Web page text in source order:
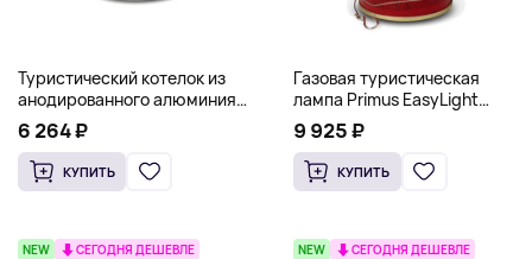
Туристический котелок из
анодированного алюминия
Primus Essential Trek Pot 1л,
стальной
6 264 ₽
КУПИТЬ
Газовая туристическая
лампа Primus EasyLight
Camping Lantern, красный
9 925 ₽
КУПИТЬ
NEW СЕГОДНЯ ДЕШЕВЛЕ NEW СЕГОДНЯ ДЕШЕВЛЕ